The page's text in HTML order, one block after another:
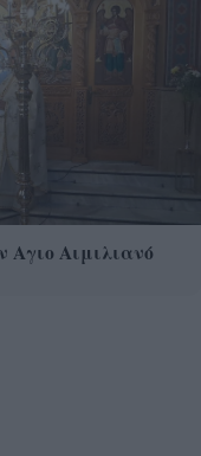
Αγιο Αιμιλιανό